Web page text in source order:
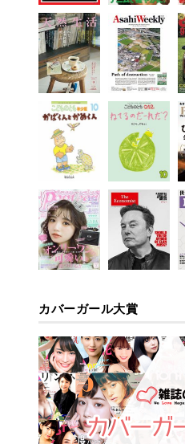
カバーガール大賞